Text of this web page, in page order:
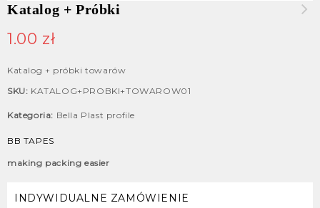
Katalog + Próbki
1.00 zł
Katalog + próbki towarów
SKU: KATALOG+PROBKI+TOWAROW01
Kategoria: Bella Plast profile
BB TAPES
making packing easier
INDYWIDUALNE ZAMÓWIENIE